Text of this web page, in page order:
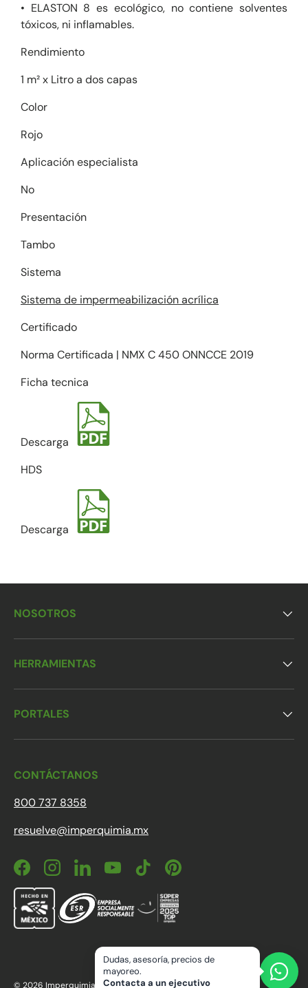
• ELASTON 8 es ecológico, no contiene solventes
tóxicos, ni inflamables.
Rendimiento
1 m² x Litro a dos capas
Color
Rojo
Aplicación especialista
No
Presentación
Tambo
Sistema
Sistema de impermeabilización acrílica
Certificado
Norma Certificada | NMX C 450 ONNCCE 2019
Ficha tecnica
Descarga
HDS
Descarga
NOSOTROS
HERRAMIENTAS
PORTALES
CONTÁCTANOS
800 737 8358
resuelve@imperquimia.mx
FacebookInstagramLinkedInYouTubeTikTokPinterest
Formas de pago aceptadas
© 2026 Imperquimia Desarrollado porPango Studio
Dudas, asesoría, precios de
mayoreo.
Contacta a un ejecutivo